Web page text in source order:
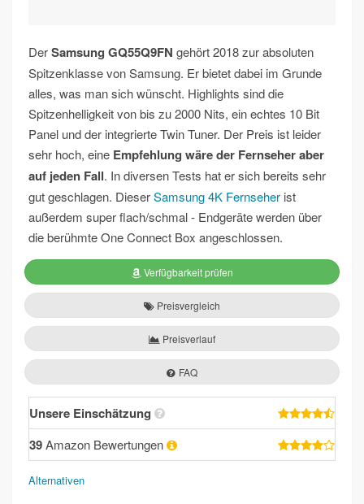
DerSamsung GQ55Q9FN gehört 2018 zur absoluten
Spitzenklasse von Samsung. Er bietet dabei im Grunde
alles, was man sich wünscht. Highlights sind die
Spitzenhelligkeit von bis zu 2000 Nits, ein echtes 10 Bit
Panel und der integrierte Twin Tuner. Der Preis ist leider
sehr hoch, eine Empfehlung wäre der Fernseher aber
auf jeden Fall. In diversen Tests hat er sich bereits sehr
gut geschlagen. DieserSamsung 4K Fernseher ist
außerdem super flach/schmal - Endgeräte werden über
die berühmte One Connect Box angeschlossen.
Verfügbarkeit prüfen
Preisvergleich
Preisverlauf
FAQ
Unsere Einschätzung
39Amazon Bewertungen
Alternativen